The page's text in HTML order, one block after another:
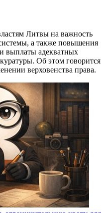
Литвы на важность
а также повышения
выплаты адекватных
Об этом говорится
верховенства права.